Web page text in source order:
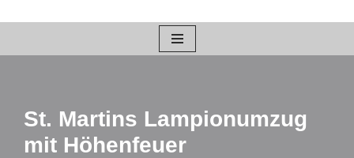
St. Martins Lampionumzug
mit Höhenfeuer